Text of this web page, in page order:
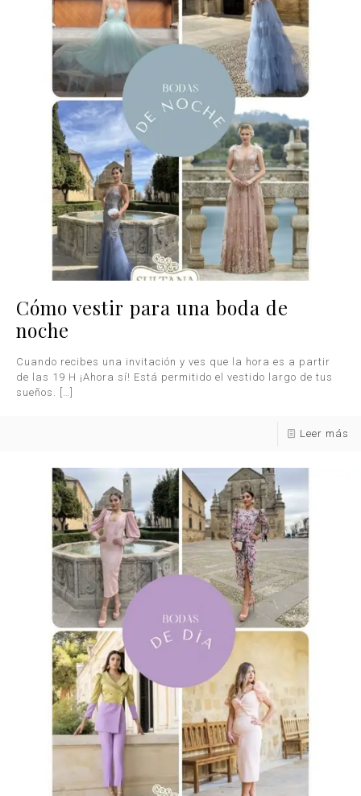
Cómo vestir para una boda de
noche
Cuando recibes una invitación y ves que la hora es a partir
de las 19 H ¡Ahora sí! Está permitido el vestido largo de tus
sueños.
[…]
Leer más